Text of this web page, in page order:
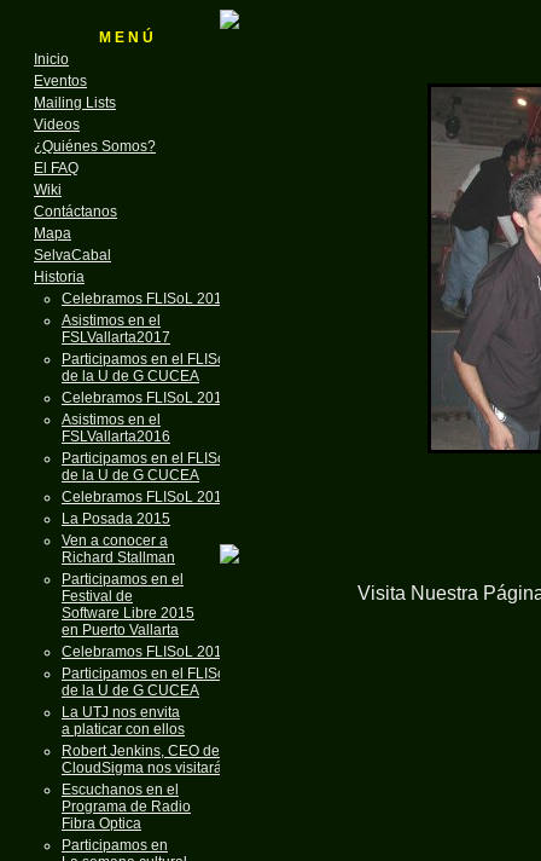
M E N Ú
Inicio
Eventos
Mailing Lists
Videos
¿Quiénes Somos?
El FAQ
Wiki
Contáctanos
Mapa
SelvaCabal
Historia
Celebramos FLISoL 2018
Asistimos en el
FSLVallarta2017
Participamos en el FLISoL
de la U de G CUCEA
Celebramos FLISoL 2017
Asistimos en el
FSLVallarta2016
Participamos en el FLISoL
de la U de G CUCEA
Celebramos FLISoL 2016
La Posada 2015
Ven a conocer a
Richard Stallman
Participamos en el
Festival de
Software Libre 2015
en Puerto Vallarta
Celebramos FLISoL 2015
Participamos en el FLISoL
de la U de G CUCEA
La UTJ nos envita
a platicar con ellos
Robert Jenkins, CEO de
CloudSigma nos visitará
Escuchanos en el
Programa de Radio
Fibra Optica
Participamos en
Visita Nuestra